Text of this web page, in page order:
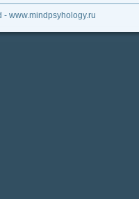
www.mindpsyhology.ru